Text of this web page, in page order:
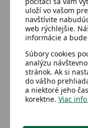
Dostupný
Leo Deuel
Detail
uloží vo vašom
navštívite
web rýchlejšie.
informácie a
Súbory cookies
analýzu
stránok. Ak si
do vášho
a niektoré jeho
korektne. Viac